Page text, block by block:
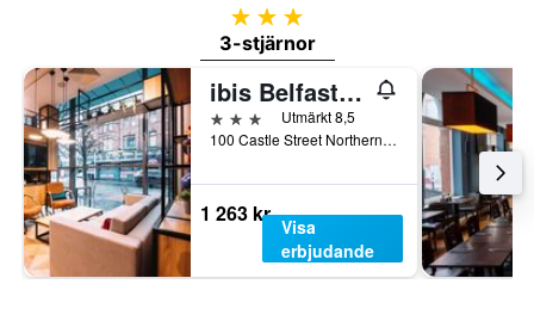
3 stjärnor
3-stjärnor
ibis Belfast City Centre
3 stjärnorUtmärkt 8,5
100 Castle Street Northern Ire, Belfast, Storbritannien
1 263 kr
Visa
erbjudande